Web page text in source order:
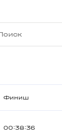
Финиш
00:38:36